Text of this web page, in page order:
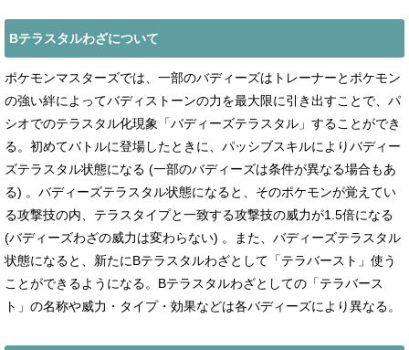
Bテラスタルわざについて
ポケモンマスターズでは、一部のバディーズはトレーナーとポケモン
の強い絆によってバディストーンの力を最大限に引き出すことで、パ
シオでのテラスタル化現象「バディーズテラスタル」することができ
る。初めてバトルに登場したときに、パッシブスキルによりバディー
ズテラスタル状態になる (一部のバディーズは条件が異なる場合もあ
る) 。バディーズテラスタル状態になると、そのポケモンが覚えてい
る攻撃技の内、テラスタイプと一致する攻撃技の威力が1.5倍になる
(バディーズわざの威力は変わらない) 。また、バディーズテラスタル
状態になると、新たにBテラスタルわざとして「テラバースト」使う
ことができるようになる。Bテラスタルわざとしての「テラバース
ト」の名称や威力・タイプ・効果などは各バディーズにより異なる。